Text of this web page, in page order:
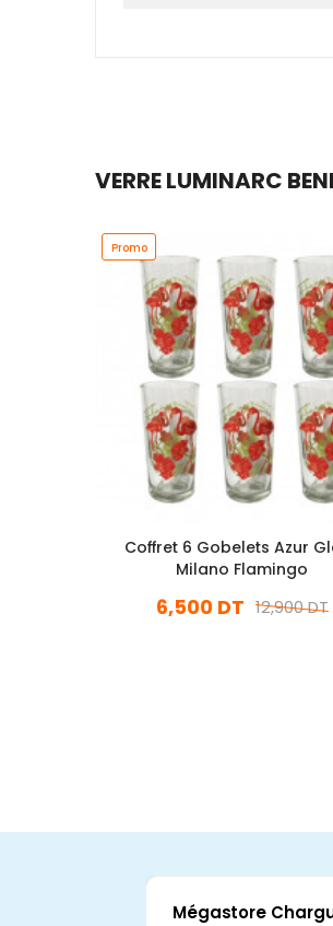
VERRE LUMINARC
Promo
Coffret 6 Gobelets Azur
Milano Flamingo
12,900 DT
6,500 DT
Mégastore